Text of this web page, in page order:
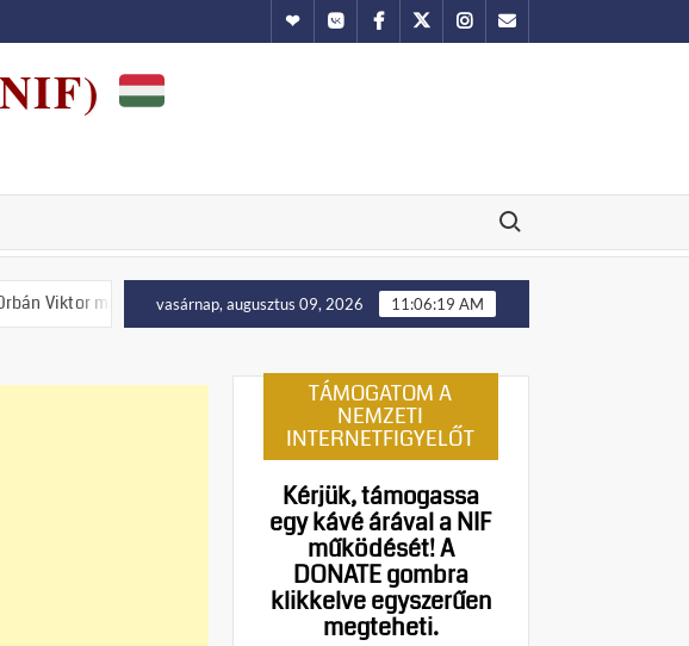
HundubVkontakte
Facebook
TwitterInstagram
Email
Search for:
a nemzeti ellenállást! Manny Pacquiao és tíz abortusztúlélő
vasárnap, augusztus 09, 2026 11:06:20 AM
TÁMOGATOM A
NEMZETI
INTERNETFIGYELŐT
Kérjük, támogassa
egy kávé árával a NIF
működését!A
DONATE gombra
klikkelve egyszerűen
megteheti.